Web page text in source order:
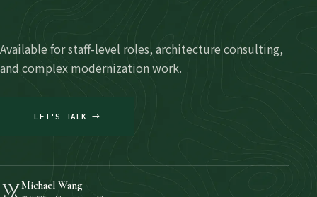
Available for staff-level roles, architecture consulting,
and complex modernization work.
LET'S TALK →
Michael Wang